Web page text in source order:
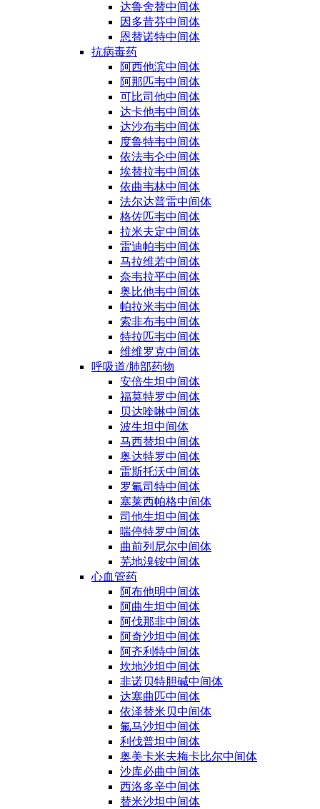
达鲁舍替中间体
因多昔芬中间体
恩替诺特中间体
抗病毒药
阿西他滨中间体
阿那匹韦中间体
可比司他中间体
达卡他韦中间体
达沙布韦中间体
度鲁特韦中间体
依法韦仑中间体
埃替拉韦中间体
依曲韦林中间体
法尔达普雷中间体
格佐匹韦中间体
拉米夫定中间体
雷迪帕韦中间体
马拉维若中间体
奈韦拉平中间体
奥比他韦中间体
帕拉米韦中间体
索非布韦中间体
特拉匹韦中间体
维维罗克中间体
呼吸道/肺部药物
安倍生坦中间体
福莫特罗中间体
贝达喹啉中间体
波生坦中间体
马西替坦中间体
奥达特罗中间体
雷斯托沃中间体
罗氟司特中间体
塞莱西帕格中间体
司他生坦中间体
喘停特罗中间体
曲前列尼尔中间体
芜地溴铵中间体
心血管药
阿布他明中间体
阿曲生坦中间体
阿伐那非中间体
阿奇沙坦中间体
阿齐利特中间体
坎地沙坦中间体
非诺贝特胆碱中间体
达塞曲匹中间体
依泽替米贝中间体
氟马沙坦中间体
利伐普坦中间体
奥美卡米夫梅卡比尔中间体
沙库必曲中间体
西洛多辛中间体
替米沙坦中间体